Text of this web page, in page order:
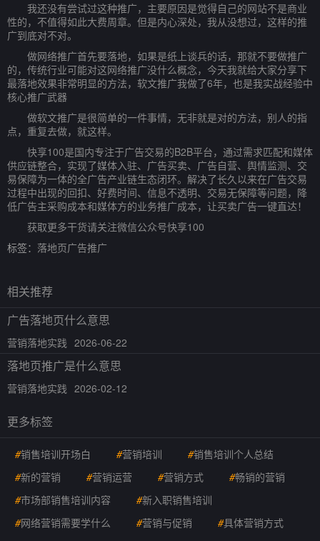
我还没有尝试过这种推广，主要原因是觉得自己的网站不是商业
性的，不值得如此大费周章。但是内心深处，我从没想过，这样的推
广到底对不对。
做网络推广首先要落地，如果是纸上谈兵的话，那就不要做推广
的，传统行业可能对这网络推广没什么概念，今天我就给大家分享下
最落地效果非常明显的方法，软文推广我做了6年，也是我实战经验中
核心推广武器
做软文推广是很简单的一件事情，无非就是对的方法，别人的指
点，重复去做，就这样。
快享100是国内专注于广告交易的B2B平台，通过需求匹配和媒体
供应链整合，实现了媒体入驻、广告买卖、广告自营、舆情监测、交
易保障为一体的全广告产业链生态闭环。解决了长久以来在广告交易
过程中出现的回扣、好费时间、信息不透明、交易无保障等问题，降
低广告主采购成本和媒体方的业务推广成本，让买卖广告一键直达！
获取更多干货请关注微信公众号快享100
标签： 落地页广告推广
相关推荐
广告落地页什么意思
营销落地实践 2026-06-22
落地页推广是什么意思
营销落地实践 2026-02-12
更多标签
#销售培训开场白 #营销培训 #销售培训个人总结
#新的营销 #营销运营 #营销方式 #畅销的营销
#市场部销售培训内容 #新入职销售培训
#网络营销需要学什么 #营销与促销 #具体营销方式